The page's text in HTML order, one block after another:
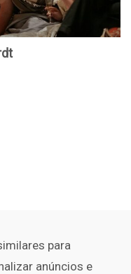
para
anúncios e